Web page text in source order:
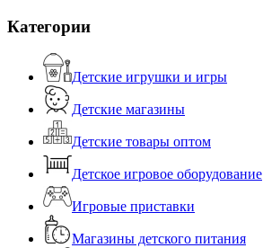
Категории
Детские игрушки и игры
Детские магазины
Детские товары оптом
Детское игровое оборудование
Игровые приставки
Магазины детского питания